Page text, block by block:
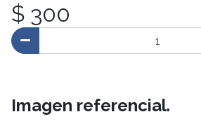
$ 300
Imagen referencial.